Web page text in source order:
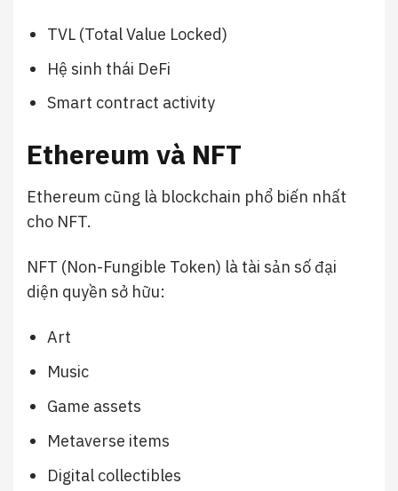
TVL (Total Value Locked)
Hệ sinh thái DeFi
Smart contract activity
Ethereum và NFT
Ethereum cũng là blockchain phổ biến nhất
cho NFT.
NFT (Non-Fungible Token) là tài sản số đại
diện quyền sở hữu:
Art
Music
Game assets
Metaverse items
Digital collectibles